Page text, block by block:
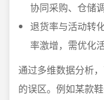
协同采购、仓储
退货率与活动转
率激增，需优化
通过多维数据分析
的误区。例如某款